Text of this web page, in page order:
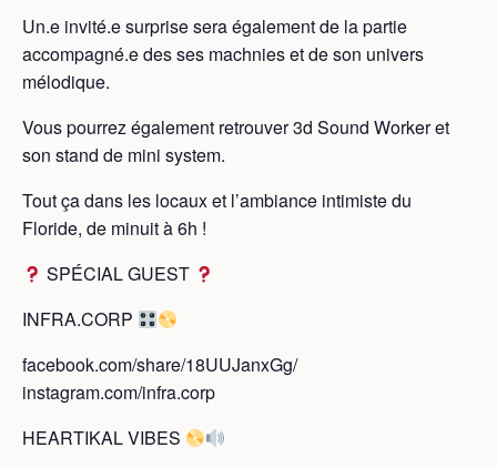
Un.e invité.e surprise sera également de la partie
accompagné.e des ses machnies et de son univers
mélodique.
Vous pourrez également retrouver 3d Sound Worker et
son stand de mini system.
Tout ça dans les locaux et l’ambiance intimiste du
Floride, de minuit à 6h !
SPÉCIAL GUEST
INFRA.CORP
facebook.com/share/18UUJanxGg/
instagram.com/infra.corp
HEARTIKAL VIBES